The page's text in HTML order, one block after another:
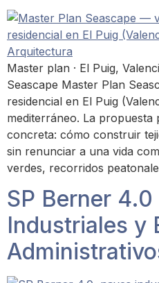
Master plan · El Puig,
Seascape Master Plan
residencial en El Puig
mediterráneo. La propuesta
concreta: cómo construir
sin renunciar a una vida
verdes, recorridos
SP Berner 4.0
Industriales y